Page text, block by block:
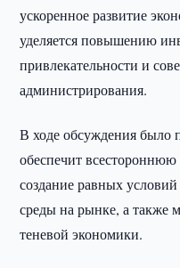
ускоренное развитие
уделяется повышению
привлекательности и
администрирования.
В ходе обсуждения было
обеспечит
создание равных
среды на рынке, а также
теневой экономики.